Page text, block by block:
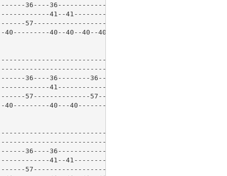
36----36--------------36----|
41--41----------------|
57--------------------57----|
40--40--40--40--------|
|
|
36----36--------36----|
41--------------|
57--------------57----|
40---------40---40---------|
|
|
36----36--------------36----|
41--41----------------|
57--------------------57----|